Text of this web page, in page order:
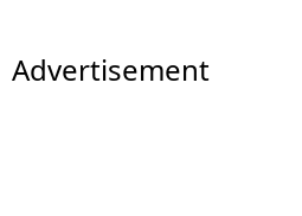
Advertisement